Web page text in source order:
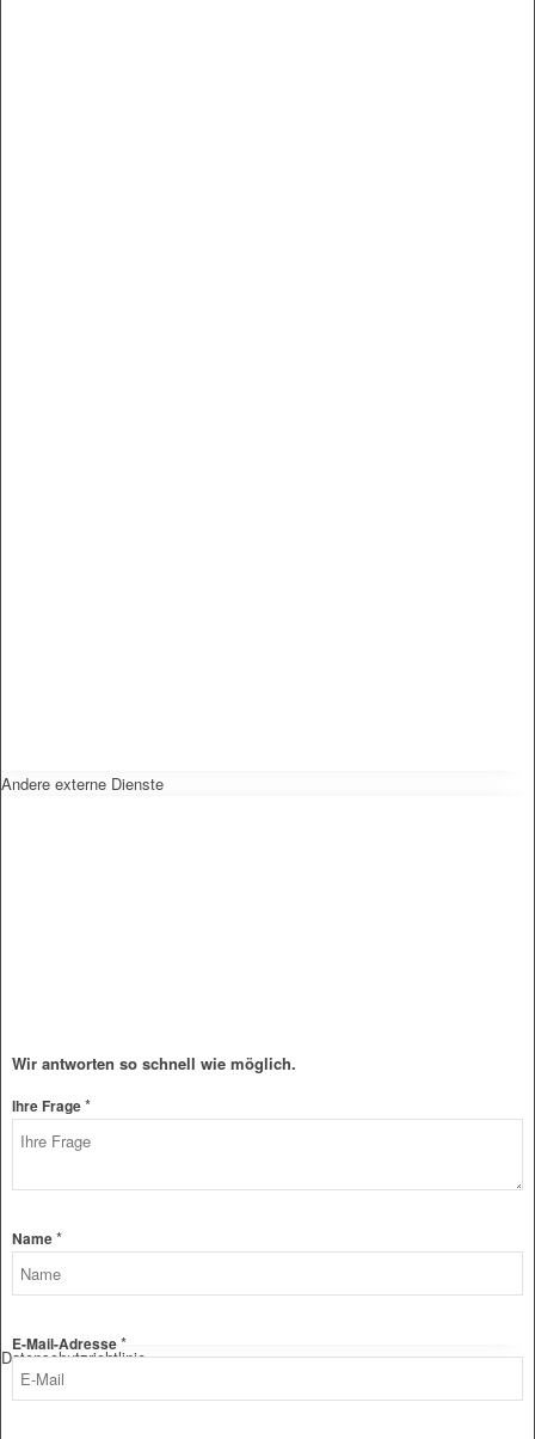
Andere externe Dienste
Datenschutzrichtlinie
Wir antworten so schnell wie möglich.
Ihre Frage*
Datenschutz
Name*
E-Mail-Adresse*